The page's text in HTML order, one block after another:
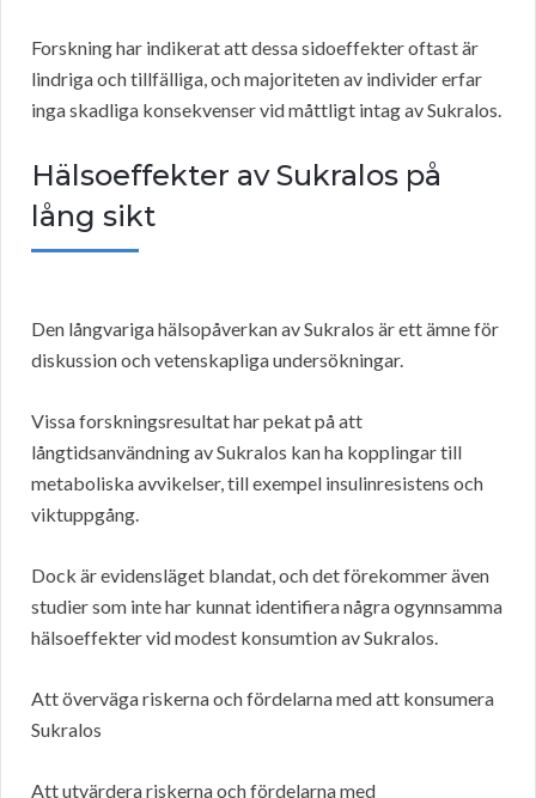
Forskning har indikerat att dessa sidoeffekter oftast är
lindriga och tillfälliga, och majoriteten av individer erfar
inga skadliga konsekvenser vid måttligt intag av Sukralos.
Hälsoeffekter av Sukralos på
lång sikt
Den långvariga hälsopåverkan av Sukralos är ett ämne för
diskussion och vetenskapliga undersökningar.
Vissa forskningsresultat har pekat på att
långtidsanvändning av Sukralos kan ha kopplingar till
metaboliska avvikelser, till exempel insulinresistens och
viktuppgång.
Dock är evidensläget blandat, och det förekommer även
studier som inte har kunnat identifiera några ogynnsamma
hälsoeffekter vid modest konsumtion av Sukralos.
Att överväga riskerna och fördelarna med att konsumera
Sukralos
Att utvärdera riskerna och fördelarna med